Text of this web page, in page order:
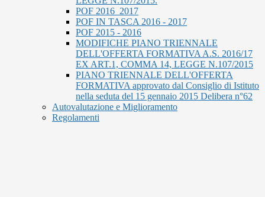
POF 2016_2017
POF IN TASCA 2016 - 2017
POF 2015 - 2016
MODIFICHE PIANO TRIENNALE
DELL'OFFERTA FORMATIVA A.S. 2016/17
EX ART.1, COMMA 14, LEGGE N.107/2015
PIANO TRIENNALE DELL'OFFERTA
FORMATIVA approvato dal Consiglio di Istituto
nella seduta del 15 gennaio 2015 Delibera n°62
Autovalutazione e Miglioramento
Regolamenti